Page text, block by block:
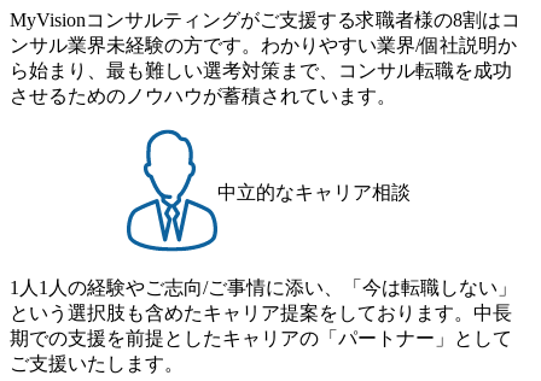
で主体的に動ける方 ・年齢にこだわらず、アドバイスを素
直に受け取れる方 ・推進力のある方
6年8月23日(日)にSustainable SCM SU 1day選考会を開催いた
します。 当SUは「GlobalでのSCM構築」や「物流・調達コ
ストの構造改革」といった伝統的なテーマに留まらずクラ
イアントがこれから取組むべき「グリーントランスフォー
った社会課題やテーマに対して、グローバル知見と最新の
事例などを基に企業の構造改革と社会価値の創造の取り組
みを行うプロフェッショナルチームです。 今回1day選考対
象となるポジションは下記となります。 ・コンサルタント
(調達改革・設備O&M)【SCS SU】 ・コンサルタント(ECM/
流改革/需給プロセス改革)【SSC SU】 ・SCM/ECMデータ・
プロセス分析・AI活用_Sustainable SCM Strategy Unit(Strategy
Consultant職)≪東京・大阪≫ ・コンサルタント(SCS SUオー
プンポジション)【SCS SU】 ※当日は全体での会社説明な
食事などのカジュアルな交流、実際のプロジェクトのケー
ススタディ、1対1の模擬面接等、複数のセッションを約1か
月の期間に渡り行い、選考にご参加いただきます。コンサ
ルタント未経験の方でも、戦略コンサルタントの具体的な
仕事内容からお話をさせていただきますので、戦略コンサ
ルティングにご興味をお持ちの方は、この機会にぜひご応
にはWebテストを8月20日までに受験いただきます ・8月21
日までにプログラム参加者をご案内します ・初回プログラ
ム : 8月29日(土)10:00～13:30 @ベイン東京オフィス(六本木)
・プログラム期間中はコンサルタントとの食事会、プロジ
ェクトのご紹介、ケースワークショップなどを実施します
・10月17日(土)開催の選考会にて採用面接を実施する予定で
す ※ご都合が合わない方は別途調整いたします 初回プロ
MyVisionコンサルティングがご支援する求職者様の8割はコ
ンサル業界未経験の方です。わかりやすい業界/個社説明か
ら始まり、最も難しい選考対策まで、コンサル転職を成功
させるためのノウハウが蓄積されています。
中立的なキャリア相談
1人1人の経験やご志向/ご事情に添い、「今は転職しない」
という選択肢も含めたキャリア提案をしております。中長
期での支援を前提としたキャリアの「パートナー」として
ご支援いたします。